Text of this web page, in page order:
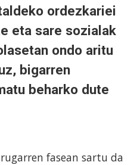
ordezkariei
eta sare sozialak
ondo aritu
bigarren
beharko dute
fasean sartu da